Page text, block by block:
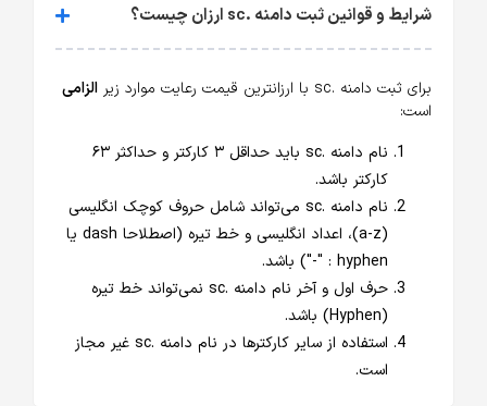
شرایط و قوانین ثبت دامنه .sc ارزان چیست؟
برای ثبت دامنه .sc با ارزانترین قیمت رعایت موارد زیر
الزامی
است:
نام دامنه .sc باید حداقل ۳ کارکتر و حداکثر ۶۳
کارکتر باشد.
نام دامنه .sc می‌تواند شامل حروف کوچک انگلیسی
(a-z)، اعداد انگلیسی و خط تیره (اصطلاحا dash یا
hyphen : "-") باشد.
حرف اول و آخر نام دامنه .sc نمی‌تواند خط تیره
(Hyphen) باشد.
استفاده از سایر کارکترها در نام دامنه .sc غیر مجاز
است.